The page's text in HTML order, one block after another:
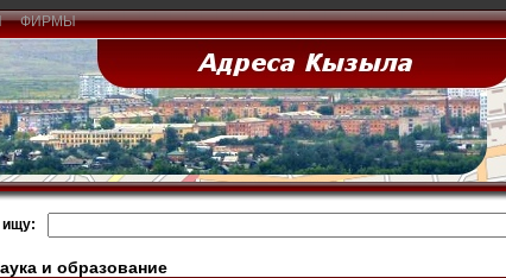
ФИРМЫ
и образование